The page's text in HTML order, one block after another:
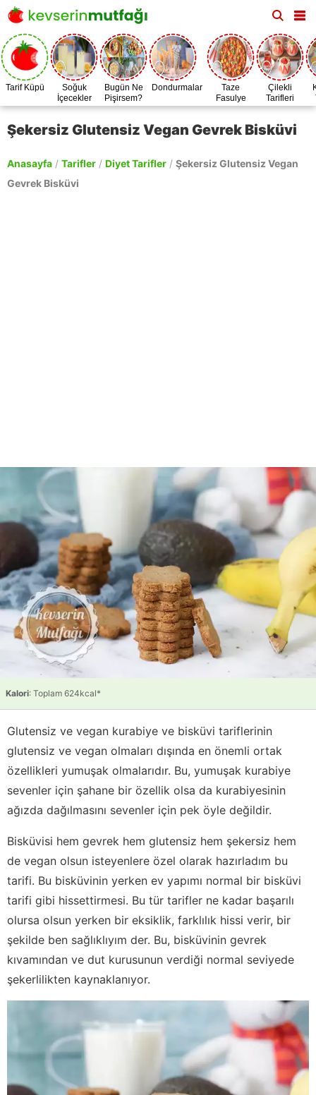
Tarif Küpü
Soğuk
İçecekler
Bugün Ne
Pişirsem?
Dondurmalar
Taze
Fasulye
Zamanı
Çilekli
Tarifleri
Şekersiz Glutensiz Vegan Gevrek Bisküvi
Anasayfa / Tarifler / Diyet Tarifler / Şekersiz Glutensiz Vegan
Gevrek Bisküvi
Kalori: Toplam 624kcal*
Glutensiz ve vegan kurabiye ve bisküvi tariflerinin
glutensiz ve vegan olmaları dışında en önemli ortak
özellikleri yumuşak olmalarıdır. Bu, yumuşak kurabiye
sevenler için şahane bir özellik olsa da kurabiyesinin
ağızda dağılmasını sevenler için pek öyle değildir.
Bisküvisi hem gevrek hem glutensiz hem şekersiz hem
de vegan olsun isteyenlere özel olarak hazırladım bu
tarifi. Bu bisküvinin yerken ev yapımı normal bir bisküvi
tarifi gibi hissettirmesi. Bu tür tarifler ne kadar başarılı
olursa olsun yerken bir eksiklik, farklılık hissi verir, bir
şekilde ben sağlıklıyım der. Bu, bisküvinin gevrek
kıvamından ve dut kurusunun verdiği normal seviyede
şekerlilikten kaynaklanıyor.